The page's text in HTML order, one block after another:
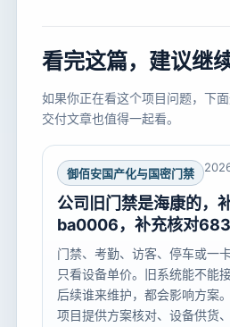
看完这篇，建议继
如果你正在看这个项目问题，下
交付文章也值得一起看。
御佰安国产化与国密门禁
公司旧门禁是海康的，
ba0006，补充核对683
门禁、考勤、访客、停车或一
只看设备单价。旧系统能不能
后续谁来维护，都会影响方案
项目提供方案核对、设备供货